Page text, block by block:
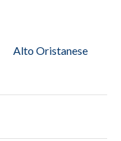
Alto Oristanese